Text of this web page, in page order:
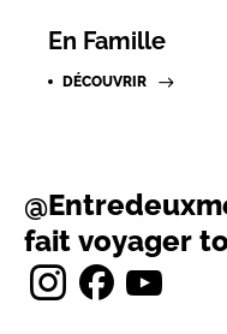
En Famille
DÉCOUVRIR
fait voyager